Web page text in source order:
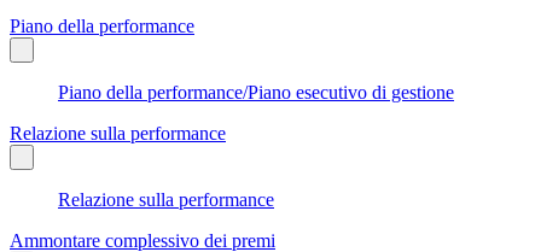
Piano della performance
Piano della performance/Piano esecutivo di gestione
Relazione sulla performance
Relazione sulla performance
Ammontare complessivo dei premi